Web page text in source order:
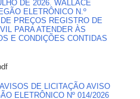
DE 2026. WALLACE
ELETRÔNICO N.º
PREÇOS REGISTRO DE
PARA ATENDER ÀS
E CONDIÇÕES CONTIDAS
DE LICITAÇÃO AVISO
ELETRÔNICO Nº 014/2026